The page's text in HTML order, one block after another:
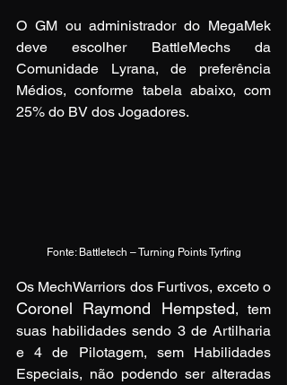
O GM ou administrador do MegaMek
deve escolher BattleMechs da
Comunidade Lyrana, de preferência
Médios, conforme tabela abaixo, com
25% do BV dos Jogadores.
Fonte: Battletech – Turning Points Tyrfing
Coronel Raymond Hempsted, tem
suas habilidades sendo 3 de Artilharia
e 4 de Pilotagem, sem Habilidades
Especiais, não podendo ser alteradas